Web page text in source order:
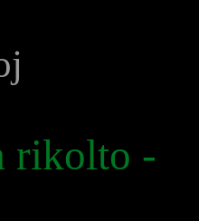
rikolto -